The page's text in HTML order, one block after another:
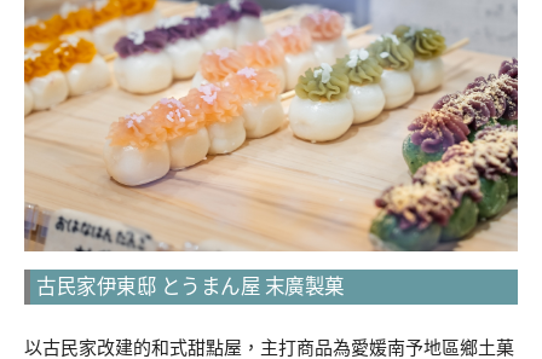
古民家伊東邸 とうまん屋 末廣製菓
以古民家改建的和式甜點屋，主打商品為愛媛南予地區鄉土菓